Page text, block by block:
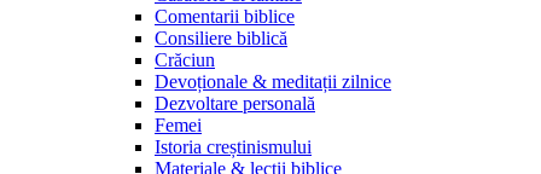
Comentarii biblice
Consiliere biblică
Crăciun
Devoționale & meditații zilnice
Dezvoltare personală
Femei
Istoria creștinismului
Materiale & lecții biblice